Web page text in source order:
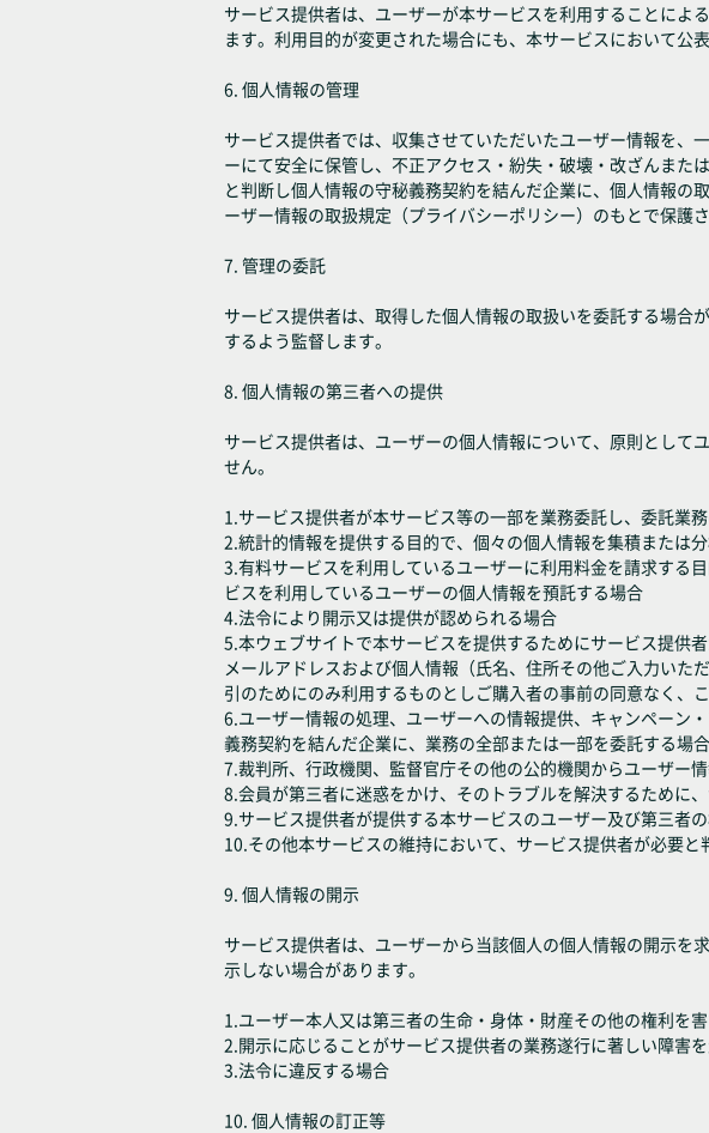
サービス提供者は、ユーザーが本サービスを利用することによ
ます。利用目的が変更された場合にも、本サービスにおいて公表
6. 個人情報の管理
サービス提供者では、収集させていただいたユーザー情報を
ーにて安全に保管し、不正アクセス・紛失・破壊・改ざんまた
と判断し個人情報の守秘義務契約を結んだ企業に、個人情報
ーザー情報の取扱規定（プライバシーポリシー）のもとで保護さ
7. 管理の委託
サービス提供者は、取得した個人情報の取扱いを委託する場合
するよう監督します。
8. 個人情報の第三者への提供
サービス提供者は、ユーザーの個人情報について、原則として
せん。
1.サービス提供者が本サービス等の一部を業務委託し、委託業
2.統計的情報を提供する目的で、個々の個人情報を集積または
3.有料サービスを利用しているユーザーに利用料金を請求する
ビスを利用しているユーザーの個人情報を預託する場合
4.法令により開示又は提供が認められる場合
5.本ウェブサイトで本サービスを提供するためにサービス提供
メールアドレスおよび個人情報（氏名、住所その他ご入力い
引のためにのみ利用するものとしご購入者の事前の同意なく、
6.ユーザー情報の処理、ユーザーへの情報提供、キャンペーン
義務契約を結んだ企業に、業務の全部または一部を委託する場合
7.裁判所、行政機関、監督官庁その他の公的機関からユーザー
8.会員が第三者に迷惑をかけ、そのトラブルを解決するために
9.サービス提供者が提供する本サービスのユーザー及び第三者
10.その他本サービスの維持において、サービス提供者が必要と
9. 個人情報の開示
サービス提供者は、ユーザーから当該個人の個人情報の開示を
示しない場合があります。
1.ユーザー本人又は第三者の生命・身体・財産その他の権利を
2.開示に応じることがサービス提供者の業務遂行に著しい障害
3.法令に違反する場合
10. 個人情報の訂正等